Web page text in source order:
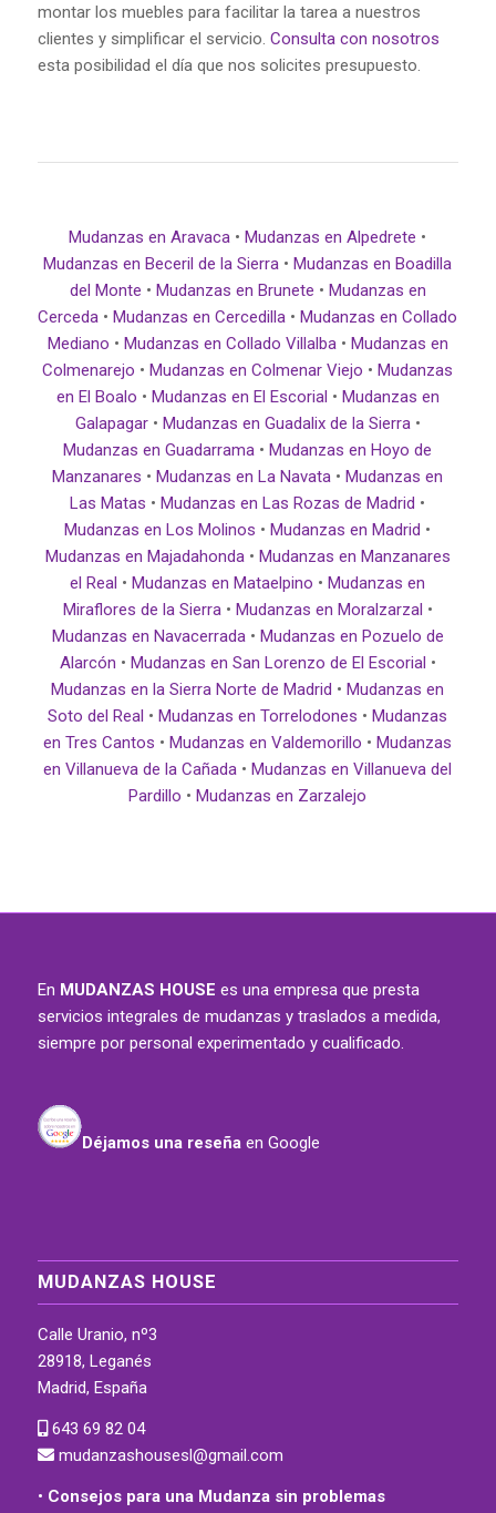
montar los muebles para facilitar la tarea a nuestros
clientes y simplificar el servicio. Consulta con nosotros
esta posibilidad el día que nos solicites presupuesto.
Mudanzas en Aravaca •Mudanzas en Alpedrete •
Mudanzas en Beceril de la Sierra •Mudanzas en Boadilla
del Monte • Mudanzas en Brunete • Mudanzas en
Cerceda •Mudanzas en Cercedilla •Mudanzas en Collado
Mediano • Mudanzas en Collado Villalba• Mudanzas en
Colmenarejo •Mudanzas en Colmenar Viejo •Mudanzas
en El Boalo • Mudanzas en El Escorial • Mudanzas en
Galapagar• Mudanzas en Guadalix de la Sierra•
Mudanzas en Guadarrama •Mudanzas en Hoyo de
Manzanares •Mudanzas en La Navata •Mudanzas en
Las Matas •Mudanzas en Las Rozas de Madrid •
Mudanzas en Los Molinos •Mudanzas en Madrid •
Mudanzas en Majadahonda• Mudanzas en Manzanares
el Real •Mudanzas en Mataelpino •Mudanzas en
Miraflores de la Sierra• Mudanzas en Moralzarzal •
Mudanzas en Navacerrada• Mudanzas en Pozuelo de
Alarcón • Mudanzas en San Lorenzo de El Escorial •
Mudanzas en la Sierra Norte de Madrid •Mudanzas en
Soto del Real •Mudanzas en Torrelodones •Mudanzas
en Tres Cantos •Mudanzas en Valdemorillo •Mudanzas
en Villanueva de la Cañada •Mudanzas en Villanueva del
Pardillo •Mudanzas en Zarzalejo
En MUDANZAS HOUSE es una empresa que presta
servicios integrales de mudanzas y traslados a medida,
siempre por personal experimentado y cualificado.
Déjamos una reseña en Google
MUDANZAS HOUSE
Calle Uranio, nº3
28918, Leganés
Madrid, España
643 69 82 04
mudanzashousesl@gmail.com
• Consejos para una Mudanza sin problemas